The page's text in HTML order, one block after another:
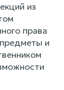
из
права
и